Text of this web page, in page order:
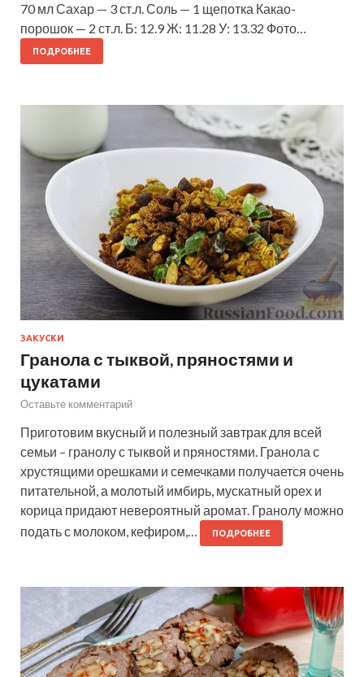
70 мл Сахар — 3 ст.л. Соль — 1 щепотка Какао-
порошок — 2 ст.л. Б: 12.9 Ж: 11.28 У: 13.32 Фото…
ПОДРОБНЕЕ
ЗАКУСКИ
Гранола с тыквой, пряностями и
цукатами
Оставьте комментарий
Приготовим вкусный и полезный завтрак для всей
семьи – гранолу с тыквой и пряностями. Гранола с
хрустящими орешками и семечками получается очень
питательной, а молотый имбирь, мускатный орех и
корица придают невероятный аромат. Гранолу можно
подать с молоком, кефиром,…
ПОДРОБНЕЕ